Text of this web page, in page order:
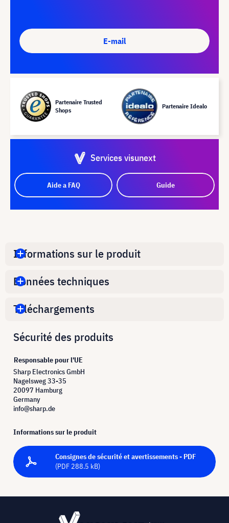
E-mail
Partenaire Trusted
Shops
Partenaire Idealo
Services visunext
Aide a FAQ Guide
Informations sur le produit
Données techniques
Téléchargements
Sécurité des produits
Responsable pour l'UE
Sharp Electronics GmbH
Nagelsweg 33-35
20097 Hamburg
Germany
info@sharp.de
Informations sur le produit
Consignes de sécurité et avertissements - PDF
(PDF 288.5 kB)